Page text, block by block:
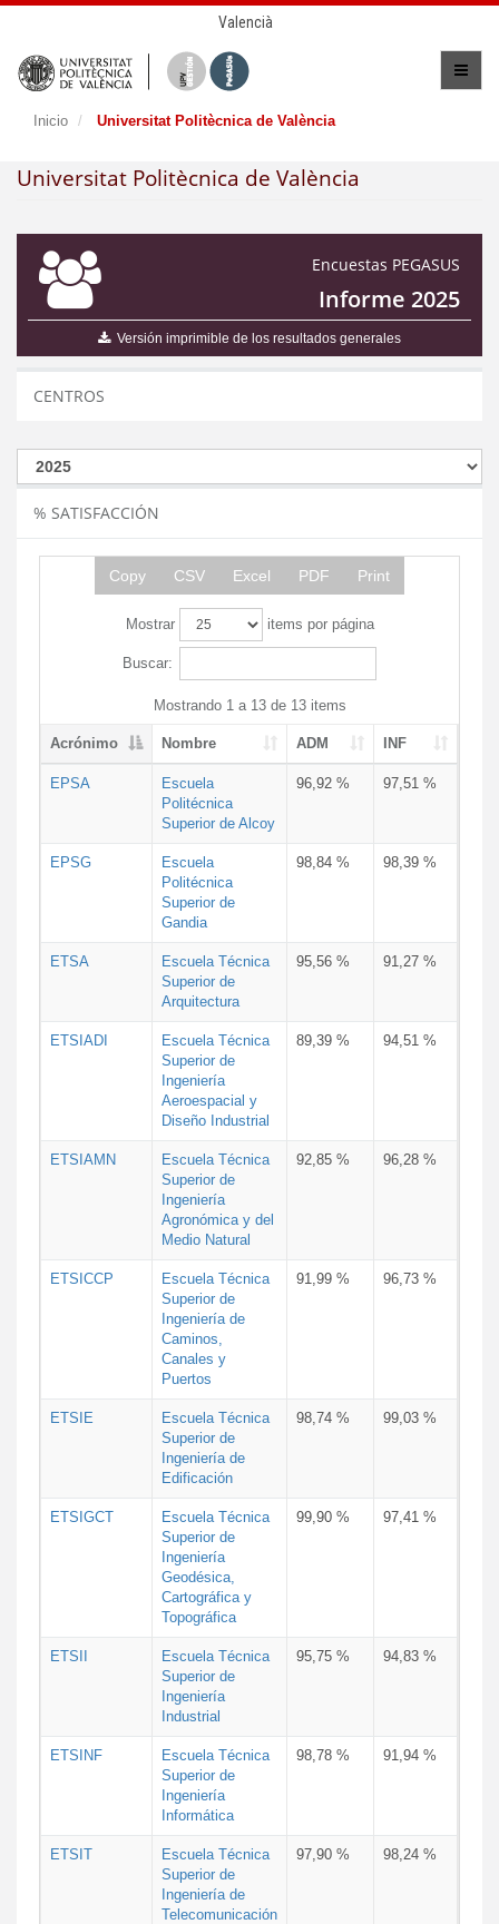
Valencià
Inicio Universitat Politècnica de València
Universitat Politècnica de València
Encuestas PEGASUS
Informe 2025
Versión imprimible de los resultados generales
CENTROS
% SATISFACCIÓN
Copy CSV Excel PDF Print
Mostrar items por página
Buscar:
Mostrando 1 a 13 de 13 items
Acrónimo Nombre ADM INF
EPSA
Escuela
Politécnica
Superior de Alcoy
96,92 % 97,51 %
EPSG
Escuela
Politécnica
Superior de
Gandia
98,84 % 98,39 %
ETSA
Escuela Técnica
Superior de
Arquitectura
95,56 % 91,27 %
ETSIADI
Escuela Técnica
Superior de
Ingeniería
Aeroespacial y
Diseño Industrial
89,39 % 94,51 %
ETSIAMN
Escuela Técnica
Superior de
Ingeniería
Agronómica y del
Medio Natural
92,85 % 96,28 %
ETSICCP
Escuela Técnica
Superior de
Ingeniería de
Caminos,
Canales y
Puertos
91,99 % 96,73 %
ETSIE
Escuela Técnica
Superior de
Ingeniería de
Edificación
98,74 % 99,03 %
ETSIGCT
Escuela Técnica
Superior de
Ingeniería
Geodésica,
Cartográfica y
Topográfica
99,90 % 97,41 %
ETSII
Escuela Técnica
Superior de
Ingeniería
Industrial
95,75 % 94,83 %
ETSINF
Escuela Técnica
Superior de
Ingeniería
Informática
98,78 % 91,94 %
ETSIT
Escuela Técnica
Superior de
Ingeniería de
Telecomunicación
97,90 % 98,24 %